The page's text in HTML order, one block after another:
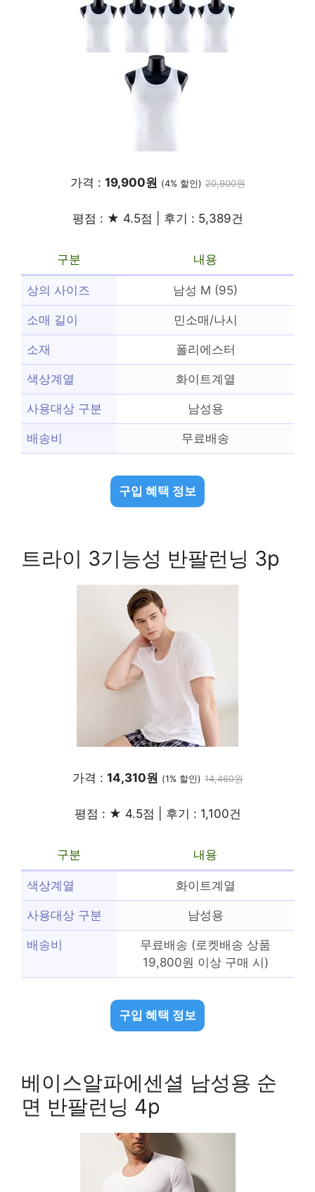
가격 : 19,900원 (4% 할인) 20,900원
평점 : ★ 4.5점 | 후기 : 5,389건
구분 내용
상의 사이즈 남성 M (95)
소매 길이 민소매/나시
소재 폴리에스터
색상계열 화이트계열
사용대상 구분 남성용
배송비 무료배송
구입 혜택 정보
트라이 3기능성 반팔런닝 3p
가격 : 14,310원 (1% 할인) 14,460원
평점 : ★ 4.5점 | 후기 : 1,100건
구분 내용
색상계열 화이트계열
사용대상 구분 남성용
배송비
무료배송 (로켓배송 상품
19,800원 이상 구매 시)
구입 혜택 정보
베이스알파에센셜 남성용 순
면 반팔런닝 4p